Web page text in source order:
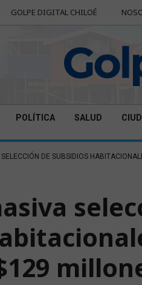
GOLPE DIGITAL CHILOÉ
POLÍTICA SALUD
DE SUBSIDIOS